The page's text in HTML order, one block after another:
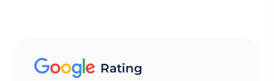
Rating